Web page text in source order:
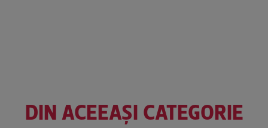
DIN ACEEAȘI CATEGORIE